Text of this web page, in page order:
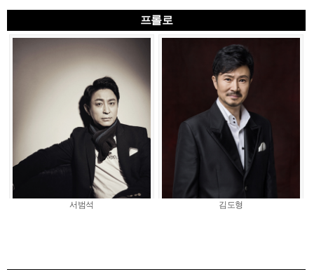
프롤로
서범석 김도형